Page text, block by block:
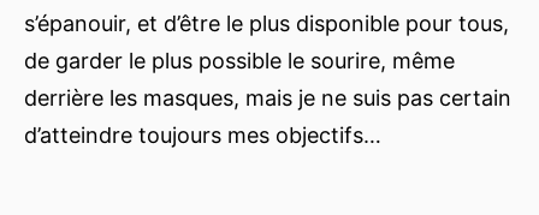
s’épanouir, et d’être le plus disponible pour tous,
de garder le plus possible le sourire, même
derrière les masques, mais je ne suis pas certain
d’atteindre toujours mes objectifs…